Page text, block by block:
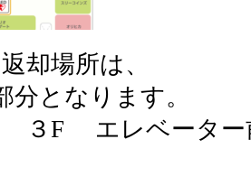
却場所は、
分となります。
３F エレベーター